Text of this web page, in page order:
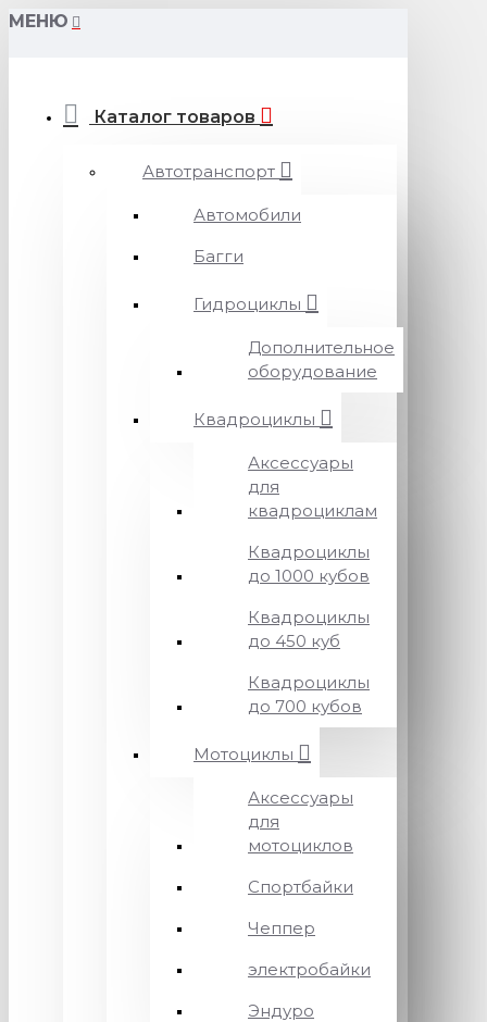
МЕНЮ
Каталог товаров
Автотранспорт
Автомобили
Багги
Гидроциклы
Дополнительное
оборудование
Квадроциклы
Аксессуары
для
квадроциклам
Квадроциклы
до 1000 кубов
Квадроциклы
до 450 куб
Квадроциклы
до 700 кубов
Мотоциклы
Аксессуары
для
мотоциклов
Спортбайки
Чеппер
электробайки
Эндуро